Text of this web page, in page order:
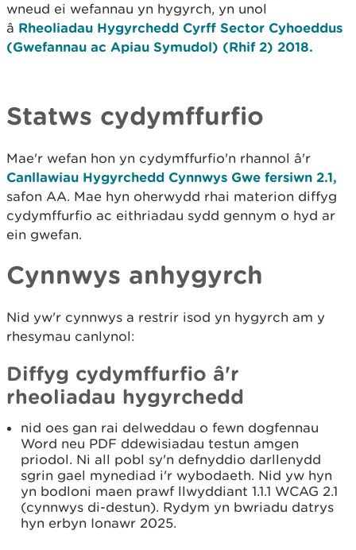
wneud ei wefannau yn hygyrch, yn unol
â Rheoliadau Hygyrchedd Cyrff Sector Cyhoeddus
(Gwefannau ac Apiau Symudol) (Rhif 2) 2018.
Statws cydymffurfio
Mae'r wefan hon yn cydymffurfio'n rhannol â'r
Canllawiau Hygyrchedd Cynnwys Gwe fersiwn 2.1,
safon AA. Mae hyn oherwydd rhai materion diffyg
cydymffurfio ac eithriadau sydd gennym o hyd ar
ein gwefan.
Cynnwys anhygyrch
Nid yw'r cynnwys a restrir isod yn hygyrch am y
rhesymau canlynol:
Diffyg cydymffurfio â'r
rheoliadau hygyrchedd
nid oes gan rai delweddau o fewn dogfennau
Word neu PDF ddewisiadau testun amgen
priodol. Ni all pobl sy'n defnyddio darllenydd
sgrin gael mynediad i'r wybodaeth. Nid yw hyn
yn bodloni maen prawf llwyddiant 1.1.1 WCAG 2.1
(cynnwys di-destun). Rydym yn bwriadu datrys
hyn erbyn Ionawr 2025.